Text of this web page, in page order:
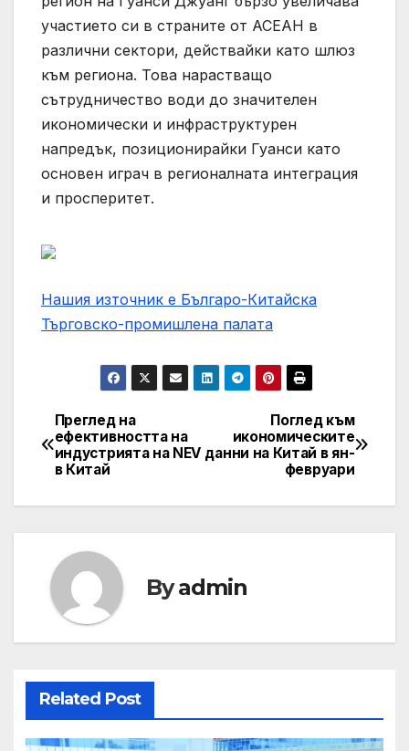
участието си в страните от АСЕАН в
различни сектори, действайки като шлюз
към региона. Това нарастващо
сътрудничество води до значителен
икономически и инфраструктурен
напредък, позиционирайки Гуанси като
основен играч в регионалната интеграция
и просперитет.
Нашия източник е Българо-Китайска
Търговско-промишлена палaта
Post
navigation
Поглед към
икономическите
данни на Китай в ян-
февруари
Преглед на
ефективността на
индустрията на NEV
в Китай
Byadmin
Related Post